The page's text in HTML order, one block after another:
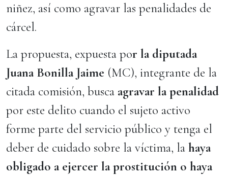
niñez, así como agravar las penalidades de
cárcel.
La propuesta, expuesta por la diputada
Juana Bonilla Jaime (MC), integrante de la
citada comisión, busca agravar la penalidad
por este delito cuando el sujeto activo
forme parte del servicio público y tenga el
deber de cuidado sobre la víctima, la haya
obligado a ejercer la prostitución o haya